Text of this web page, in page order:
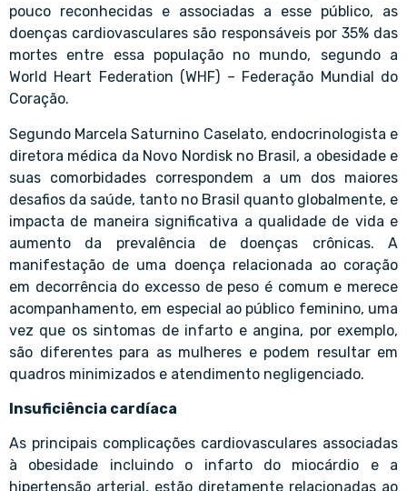
pouco reconhecidas e associadas a esse público, as
doenças cardiovasculares são responsáveis por 35% das
mortes entre essa população no mundo, segundo a
World Heart Federation (WHF) – Federação Mundial do
Coração.
Segundo Marcela Saturnino Caselato, endocrinologista e
diretora médica da Novo Nordisk no Brasil, a obesidade e
suas comorbidades correspondem a um dos maiores
desafios da saúde, tanto no Brasil quanto globalmente, e
impacta de maneira significativa a qualidade de vida e
aumento da prevalência de doenças crônicas. A
manifestação de uma doença relacionada ao coração
em decorrência do excesso de peso é comum e merece
acompanhamento, em especial ao público feminino, uma
vez que os sintomas de infarto e angina, por exemplo,
são diferentes para as mulheres e podem resultar em
quadros minimizados e atendimento negligenciado.
Insuficiência cardíaca
As principais complicações cardiovasculares associadas
à obesidade incluindo o infarto do miocárdio e a
hipertensão arterial, estão diretamente relacionadas ao